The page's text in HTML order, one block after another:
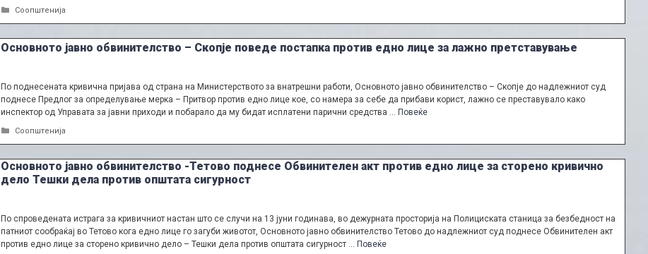
Categories
Соопштенија
Основното јавно обвинителство – Скопје поведе постапка против едно лице за лажно претставување
По поднесената кривична пријава од страна на Министерството за внатрешни работи, Основното јавно обвинителство – Скопје до надлежниот суд
поднесе Предлог за определување мерка – Притвор против едно лице кое, со намера за себе да прибави корист, лажно се преставувало како
инспектор од Управата за јавни приходи и побарало да му бидат исплатени парични средства … Повеќе
Categories
Соопштенија
Основното јавно обвинителство -Тетово поднесе Обвинителен акт против едно лице за сторено кривично
дело Тешки дела против општата сигурност
По спроведената истрага за кривичниот настан што се случи на 13 јуни годинава, во дежурната просторија на Полициската станица за безбедност на
патниот сообраќај во Тетово кога едно лице го загуби животот, Основното јавно обвинителство Тетово до надлежниот суд поднесе Обвинителен акт
против едно лице за сторено кривично дело – Тешки дела против општата сигурност … Повеќе